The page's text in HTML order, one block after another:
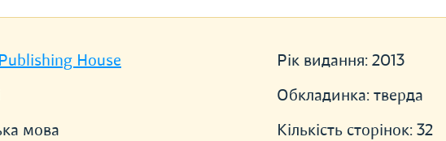
House
мова
Рік видання: 2013
Обкладинка: тверда
Кількість сторінок: 32